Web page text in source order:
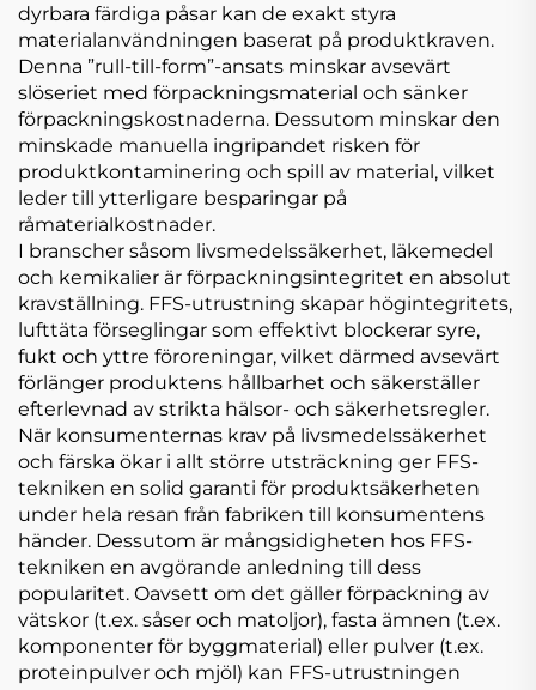
dyrbara färdiga påsar kan de exakt styra
materialanvändningen baserat på produktkraven.
Denna ”rull-till-form”-ansats minskar avsevärt
slöseriet med förpackningsmaterial och sänker
förpackningskostnaderna. Dessutom minskar den
minskade manuella ingripandet risken för
produktkontaminering och spill av material, vilket
leder till ytterligare besparingar på
råmaterialkostnader.
I branscher såsom livsmedelssäkerhet, läkemedel
och kemikalier är förpackningsintegritet en absolut
kravställning. FFS-utrustning skapar högintegritets,
lufttäta förseglingar som effektivt blockerar syre,
fukt och yttre föroreningar, vilket därmed avsevärt
förlänger produktens hållbarhet och säkerställer
efterlevnad av strikta hälsor- och säkerhetsregler.
När konsumenternas krav på livsmedelssäkerhet
och färska ökar i allt större utsträckning ger FFS-
tekniken en solid garanti för produktsäkerheten
under hela resan från fabriken till konsumentens
händer. Dessutom är mångsidigheten hos FFS-
tekniken en avgörande anledning till dess
popularitet. Oavsett om det gäller förpackning av
vätskor (t.ex. såser och matoljor), fasta ämnen (t.ex.
komponenter för byggmaterial) eller pulver (t.ex.
proteinpulver och mjöl) kan FFS-utrustningen